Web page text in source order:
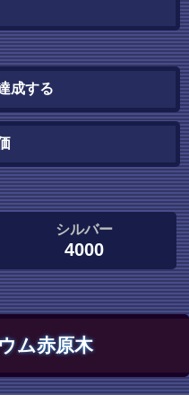
成する
シルバー
4000
ム赤原木